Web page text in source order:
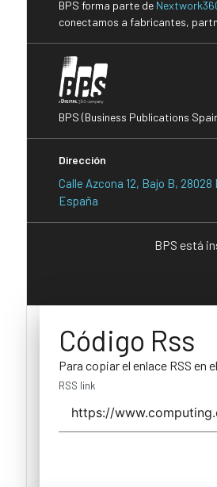
BPS forma parte de
conectamos a fabricantes,
BPS (Business Publications
Dirección
Calle Azcona 12, Bajo B, 28028
España
BPS está
Código Rss
Para copiar el enlace RSS en
RSS link